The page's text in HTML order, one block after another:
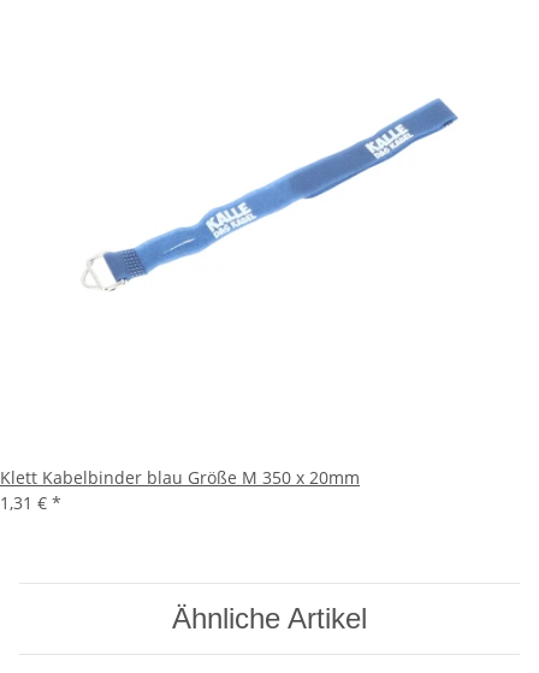
Klett Kabelbinder blau Größe M 350 x 20mm
1,31 € *
Ähnliche Artikel